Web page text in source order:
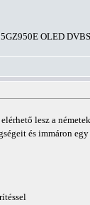
OLED
lesz a
és immáron